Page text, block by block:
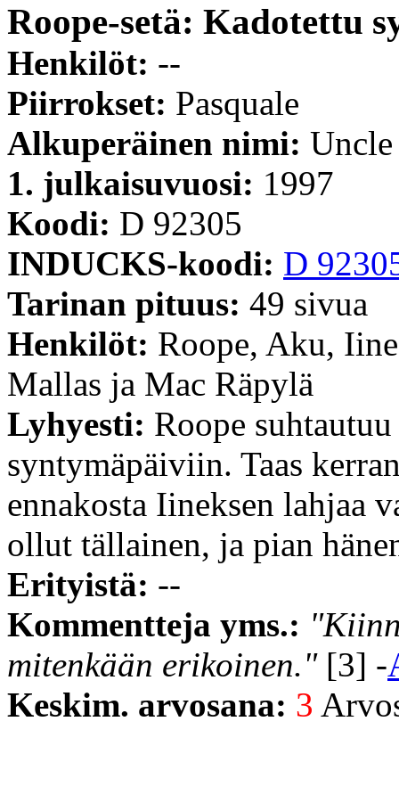
Roope-setä: Kadotettu
Henkilöt: --
Piirrokset: Pasquale
Alkuperäinen nimi:
1. julkaisuvuosi: 1997
Koodi: D 92305
INDUCKS-koodi: D
Tarinan pituus: 49 sivua
Henkilöt: Roope, Aku,
Mallas ja Mac Räpylä
Lyhyesti: Roope
syntymäpäiviin. Taas
ennakosta Iineksen lahjaa
ollut tällainen, ja pian
Erityistä: --
Kommentteja yms.:
mitenkään erikoinen."[3] -
Keskim. arvosana: 3